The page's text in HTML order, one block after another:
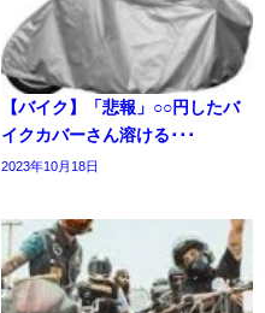
【バイク】「悲報」○○円したバ
イクカバーさん溶ける･･･
2023年10月18日